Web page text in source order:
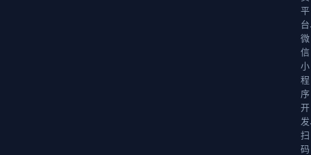
平
微
信
小
程
序
开
扫
码